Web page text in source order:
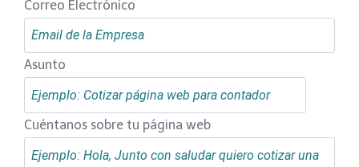
Correo Electrónico
Asunto
Cuéntanos sobre tu página web